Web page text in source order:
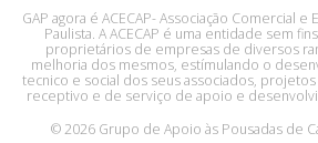
GAP agora é ACECAP- Associação Comercial
Paulista. A ACECAP é uma entidade sem
proprietários de empresas de diversos
melhoria dos mesmos, estímulando o
tecnico e social dos seus associados,
receptivo e de serviço de apoio e
© 2026 Grupo de Apoio às Pousadas de